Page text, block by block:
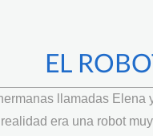
EL
llamadas
era una robot